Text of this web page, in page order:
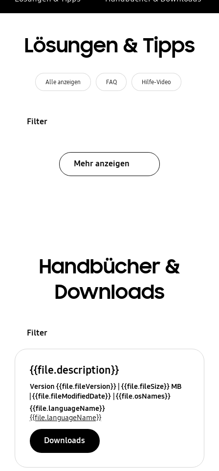
Lösungen & Tipps
Alle anzeigen FAQ Hilfe-Video
Filter
Mehr anzeigen
Handbücher &
Downloads
Filter
{{file.description}}
Version {{file.fileVersion}} {{file.fileSize}} MB
{{file.fileModifiedDate}} {{file.osNames}}
{{file.languageName}}
{{file.languageName}}
Downloads